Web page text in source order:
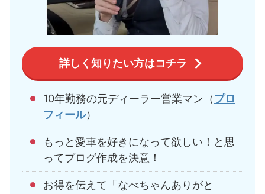
詳しく知りたい方はコチラ
10年勤務の元ディーラー営業マン（プロ
フィール）
もっと愛車を好きになって欲しい！と思
ってブログ作成を決意！
お得を伝えて「なべちゃんありがと